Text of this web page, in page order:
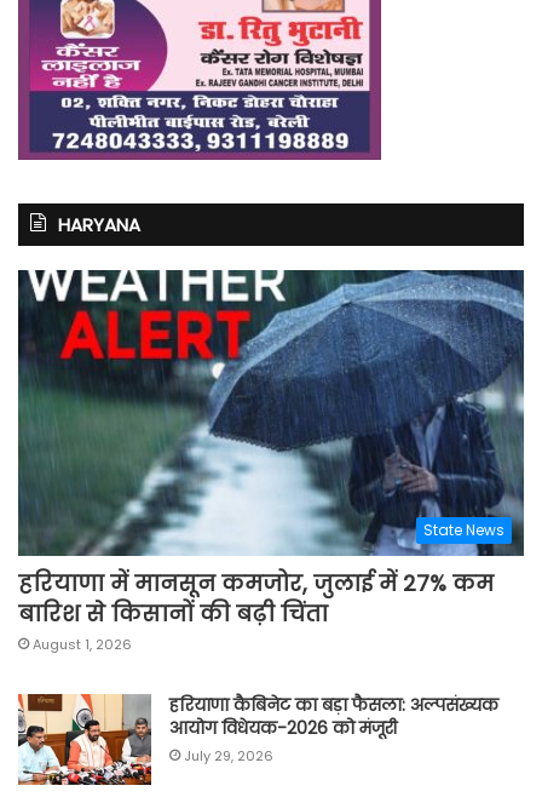
HARYANA
State News
हरियाणा में मानसून कमजोर, जुलाई में 27% कम
बारिश से किसानों की बढ़ी चिंता
August 1, 2026
हरियाणा कैबिनेट का बड़ा फैसला: अल्पसंख्यक
आयोग विधेयक-2026 को मंजूरी
July 29, 2026